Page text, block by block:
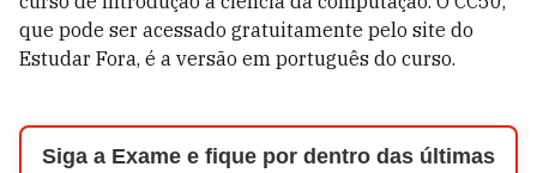
que pode ser acessado gratuitamente pelo site do
Estudar Fora, é a versão em português do curso.
Siga a Exame e fique por dentro das últimas